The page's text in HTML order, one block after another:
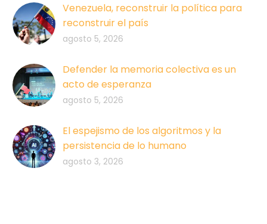
Venezuela, reconstruir la política para
reconstruir el país
agosto 5, 2026
Defender la memoria colectiva es un
acto de esperanza
agosto 5, 2026
El espejismo de los algoritmos y la
persistencia de lo humano
agosto 3, 2026